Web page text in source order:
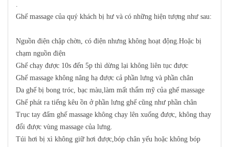
.
Ghế massage của quý khách bị hư và có những hiện tượng như sau:
Nguồn điện chập chờn, có điện nhưng không hoạt động.Hoặc bị
chạm nguồn điện
Ghế chạy được 10s đến 5p thì dừng lại không liên tục được
Ghế massage không nâng hạ được cả phần lưng và phần chân
Da ghế bị bong tróc, bạc màu,làm mất thẩm mỹ của ghế massage
Ghế phát ra tiếng kêu ồn ở phần lưng ghế cũng như phần chân
Trục tay đấm ghế massage không chạy lên xuống được, không thay
đổi được vùng massage của lưng.
Túi hơi bị xì không giữ hơi được,bóp chân yếu hoặc không bóp